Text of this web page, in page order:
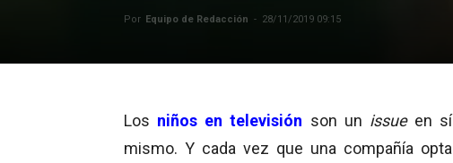
Por Equipo de Redacción - 28/11/2019 09:15
Los niños en televisión son un issueen sí
mismo. Y cada vez que una compañía opta